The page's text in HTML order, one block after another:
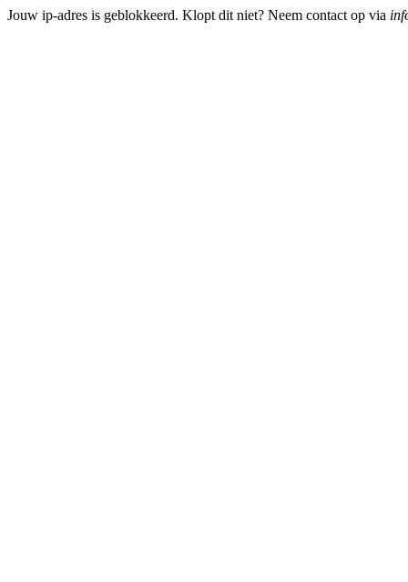
Jouw ip-adres is geblokkeerd. Klopt dit niet? Neem contact op via